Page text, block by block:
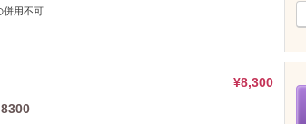
併用不可
¥8,300